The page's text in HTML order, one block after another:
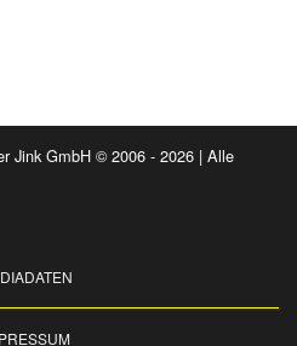
Jink GmbH © 2006 - 2026 | Alle